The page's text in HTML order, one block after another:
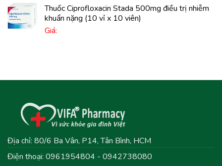
Thuốc Ciprofloxacin Stada 500mg điều trị nhiễm
khuẩn nặng (10 vỉ x 10 viên)
Giá:
Địa chỉ: 80/6 Ba Vân, P14, Tân Bình, HCM
Điện thoại: 0961954804 - 0942738080